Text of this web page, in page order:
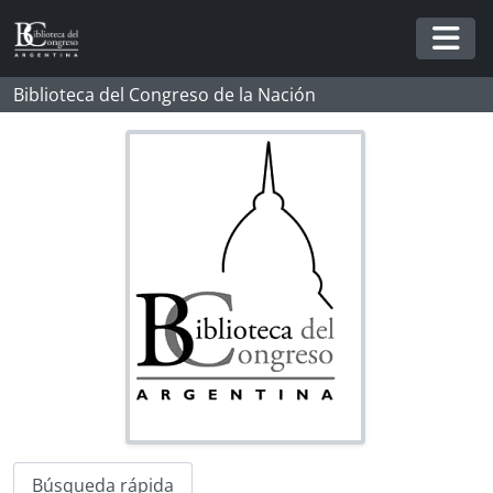
Skip to main content
Biblioteca del Congreso de la Nación
Búsqueda rápida